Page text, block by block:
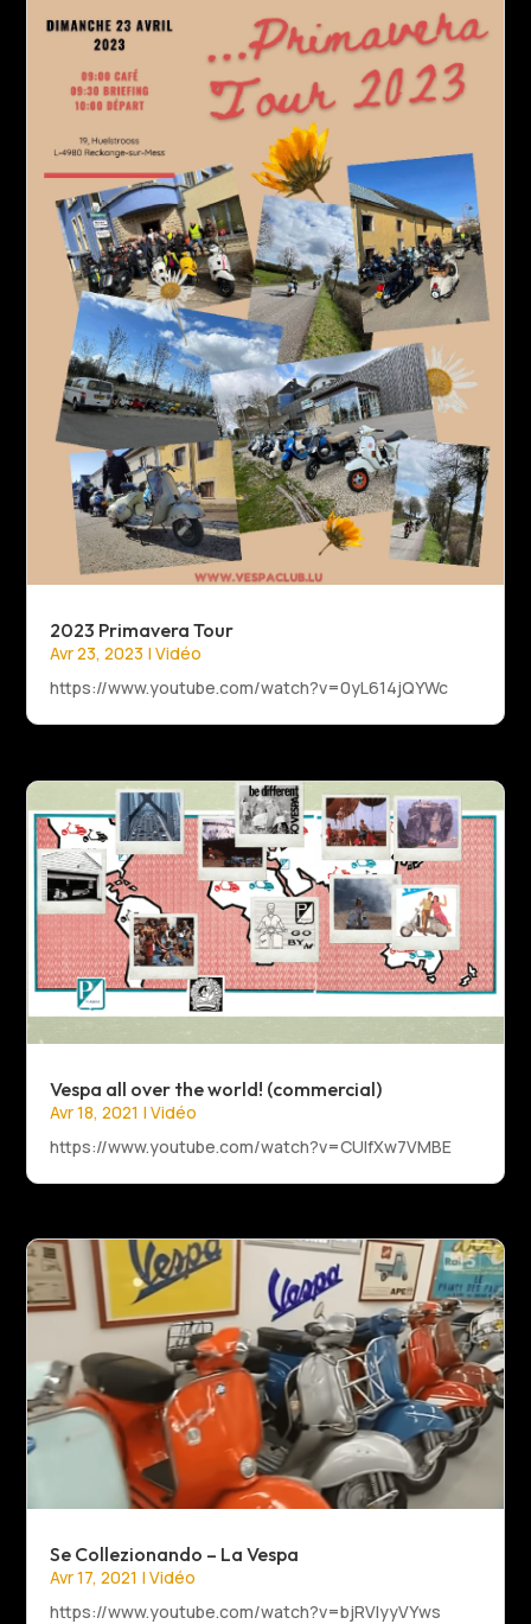
2023 Primavera Tour
Avr 23, 2023 |Vidéo
https://www.youtube.com/watch?v=0yL614jQYWc
Vespa all over the world! (commercial)
Avr 18, 2021 |Vidéo
https://www.youtube.com/watch?v=CUlfXw7VMBE
Se Collezionando – La Vespa
Avr 17, 2021 |Vidéo
https://www.youtube.com/watch?v=bjRVlyyVYws